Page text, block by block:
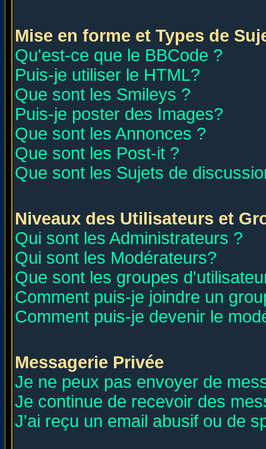
Mise en forme et Types de
Qu'est-ce que le BBCode ?
Puis-je utiliser le HTML?
Que sont les Smileys ?
Puis-je poster des Images?
Que sont les Annonces ?
Que sont les Post-it ?
Que sont les Sujets de
Niveaux des Utilisateurs et
Qui sont les Administrateurs ?
Qui sont les Modérateurs?
Que sont les groupes
Comment puis-je joindre un
Comment puis-je devenir le
Messagerie Privée
Je ne peux pas envoyer de
Je continue de recevoir des
J'ai reçu un email abusif ou de